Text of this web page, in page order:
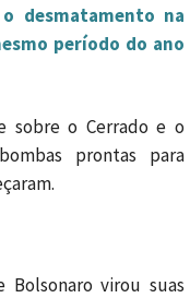
o desmatamento na
período do ano
sobre o Cerrado e o
prontas para
Bolsonaro virou suas